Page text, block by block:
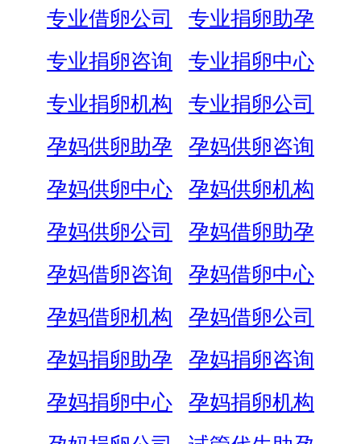
专业借卵公司
专业捐卵助孕
专业捐卵咨询
专业捐卵中心
专业捐卵机构
专业捐卵公司
孕妈供卵助孕
孕妈供卵咨询
孕妈供卵中心
孕妈供卵机构
孕妈供卵公司
孕妈借卵助孕
孕妈借卵咨询
孕妈借卵中心
孕妈借卵机构
孕妈借卵公司
孕妈捐卵助孕
孕妈捐卵咨询
孕妈捐卵中心
孕妈捐卵机构